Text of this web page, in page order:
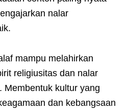
nalar
mampu melahirkan
religiusitas dan nalar
Membentuk kultur yang
dan kebangsaan